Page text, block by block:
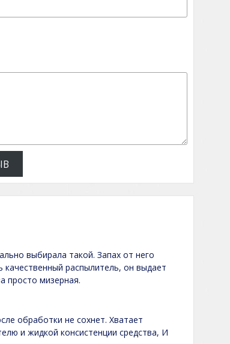
выбирала такой. Запах от него
распылитель, он выдает
просто мизерная.
обработки не сохнет. Хватает
и жидкой консистенции средства, И